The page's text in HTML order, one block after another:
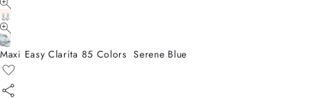
Maxi Easy Clarita 85 Colors Serene Blue